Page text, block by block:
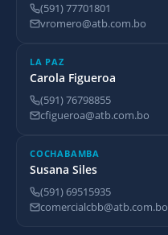
(591) 77701801
vromero@atb.com.bo
LA PAZ
Carola Figueroa
(591) 76798855
cfigueroa@atb.com.bo
COCHABAMBA
Susana Siles
(591) 69515935
comercialcbb@atb.com.bo